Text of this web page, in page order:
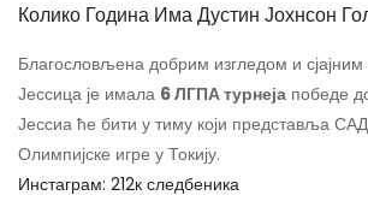
Колико Година Има Дустин Јохнсон
Благословљена добрим изгледом и
Јессица је имала 6 ЛГПА турнеја победе
Јессиа ће бити у тиму који представља
Олимпијске игре у Токију.
Инстаграм: 212к следбеника